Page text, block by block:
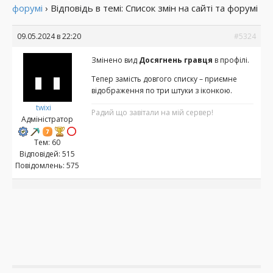
форумі › Відповідь в темі: Список змін на сайті та форумі
09.05.2024 в 22:20 #5324
twixi
Адміністратор
Тем: 60
Відповідей: 515
Повідомлень: 575
Змінено вид Досягнень гравця в профілі.
Тепер замість довгого списку – приємне
відображення по три штуки з іконкою.
Радий що завітали на мій сервер!